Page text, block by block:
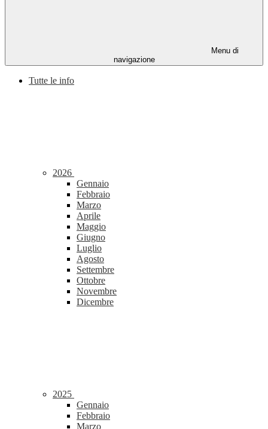
Menu di
navigazione
Tutte le info
2026
Gennaio
Febbraio
Marzo
Aprile
Maggio
Giugno
Luglio
Agosto
Settembre
Ottobre
Novembre
Dicembre
2025
Gennaio
Febbraio
Marzo